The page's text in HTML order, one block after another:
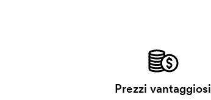
Prezzi vantaggiosi